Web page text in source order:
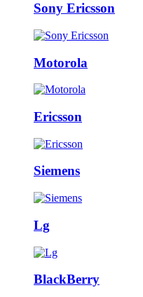
Sony Ericsson
Motorola
Ericsson
Siemens
Lg
BlackBerry